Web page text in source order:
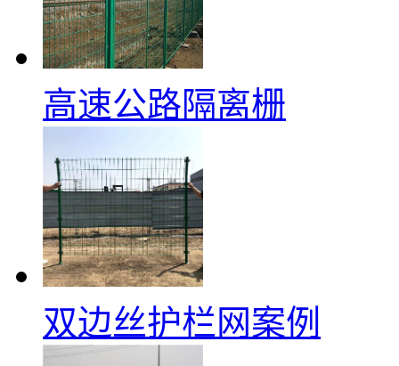
高速公路隔离栅
双边丝护栏网案例